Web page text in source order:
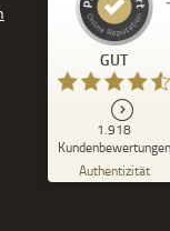
GUT
1.918
Kundenbewertungen
Authentizität
und Erfahrungen zu
eLearning Studieninstitut
92
%
Empfehlungen auf
ProvenExpert.com